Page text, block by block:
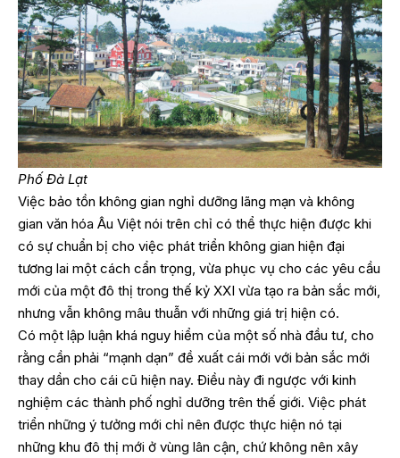
Phố Đà Lạt
Việc bảo tồn không gian nghỉ dưỡng lãng mạn và không
gian văn hóa Âu Việt nói trên chỉ có thể thực hiện được khi
có sự chuẩn bị cho việc phát triển không gian hiện đại
tương lai một cách cẩn trọng, vừa phục vụ cho các yêu cầu
mới của một đô thị trong thế kỷ XXI vừa tạo ra bản sắc mới,
nhưng vẫn không mâu thuẫn với những giá trị hiện có.
Có một lập luận khá nguy hiểm của một số nhà đầu tư, cho
rằng cần phải “mạnh dạn” đề xuất cái mới với bản sắc mới
thay dần cho cái cũ hiện nay. Điều này đi ngược với kinh
nghiệm các thành phố nghỉ dưỡng trên thế giới. Việc phát
triển những ý tưởng mới chỉ nên được thực hiện nó tại
những khu đô thị mới ở vùng lân cận, chứ không nên xây